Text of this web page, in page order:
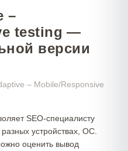
–
testing —
версии
– Mobile/Responsive
SEO-специалисту
устройствах, ОС.
оценить вывод